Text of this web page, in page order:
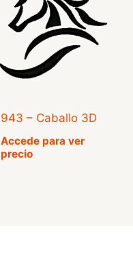
943 – Caballo 3D
Accede para ver
precio